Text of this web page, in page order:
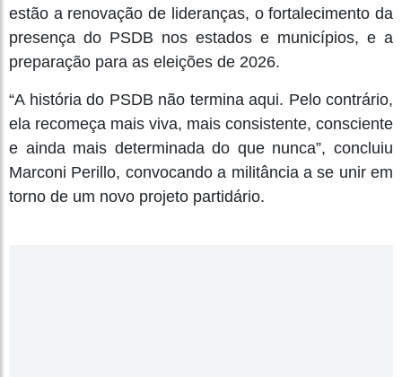
estão a renovação de lideranças, o fortalecimento da
presença do PSDB nos estados e municípios, e a
preparação para as eleições de 2026.
“A história do PSDB não termina aqui. Pelo contrário,
ela recomeça mais viva, mais consistente, consciente
e ainda mais determinada do que nunca”, concluiu
Marconi Perillo, convocando a militância a se unir em
torno de um novo projeto partidário.